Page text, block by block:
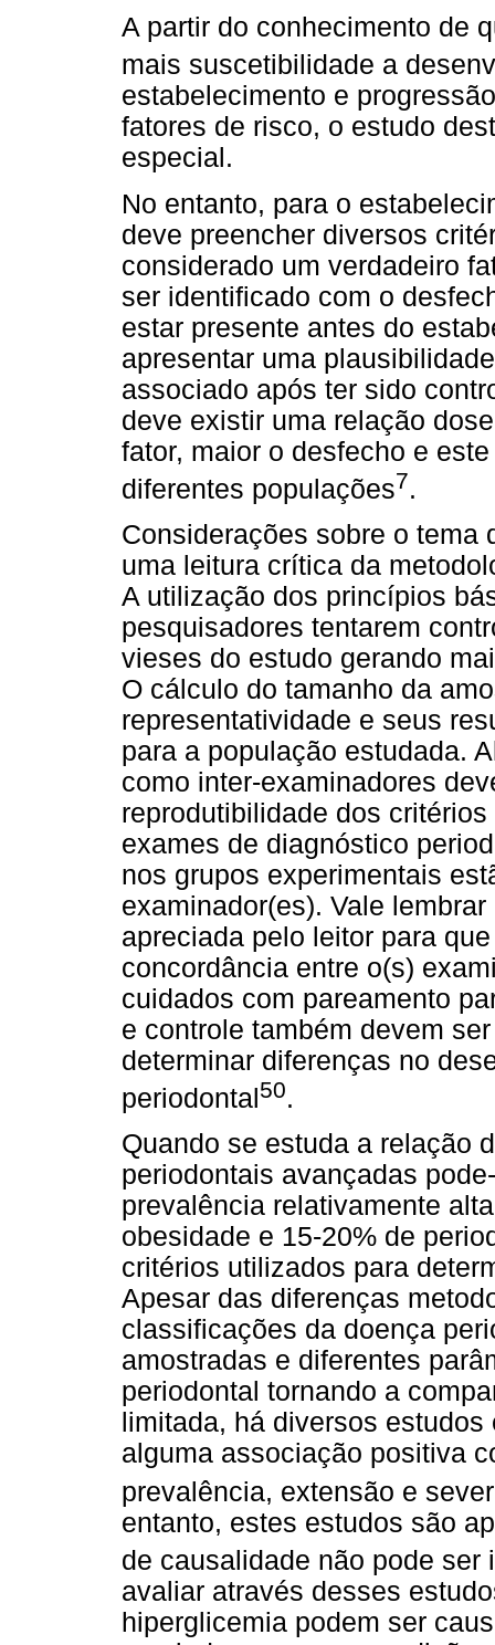
A partir do conhecimento de
mais suscetibilidade a
estabelecimento e
fatores de risco, o estudo
especial.
No entanto, para o
deve preencher diversos
considerado um verdadeiro
ser identificado com o
estar presente antes do
apresentar uma
associado após ter sido
deve existir uma relação
fator, maior o desfecho e
diferentes populações7.
Considerações sobre o tema
uma leitura crítica da
A utilização dos princípios
pesquisadores tentarem
vieses do estudo gerando
O cálculo do tamanho da
representatividade e seus
para a população estudada.
como inter-examinadores
reprodutibilidade dos
exames de diagnóstico
nos grupos experimentais
examinador(es). Vale
apreciada pelo leitor para
concordância entre o(s)
cuidados com pareamento
e controle também devem
determinar diferenças no
periodontal 50.
Quando se estuda a relação
periodontais avançadas
prevalência relativamente
obesidade e 15-20% de
critérios utilizados para
Apesar das diferenças
classificações da doença
amostradas e diferentes
periodontal tornando a
limitada, há diversos
alguma associação positiva
prevalência, extensão e
entanto, estes estudos são
de causalidade não pode ser
avaliar através desses
hiperglicemia podem ser